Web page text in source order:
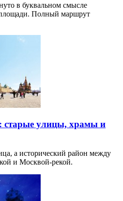
в буквальном смысле
Полный маршрут
старые улицы, храмы и
а исторический район между
и Москвой-рекой.